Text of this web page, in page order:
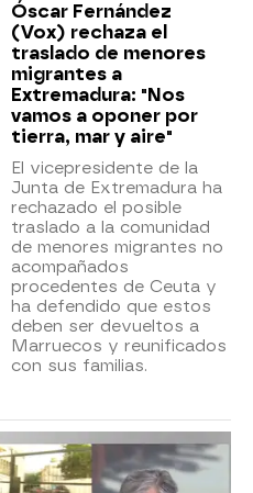
Óscar Fernández
(Vox) rechaza el
traslado de menores
migrantes a
Extremadura: "Nos
vamos a oponer por
tierra, mar y aire"
El vicepresidente de la
Junta de Extremadura ha
rechazado el posible
traslado a la comunidad
de menores migrantes no
acompañados
procedentes de Ceuta y
ha defendido que estos
deben ser devueltos a
Marruecos y reunificados
con sus familias.